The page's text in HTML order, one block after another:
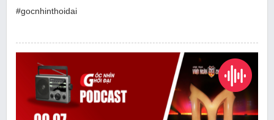
#gocnhinthoidai